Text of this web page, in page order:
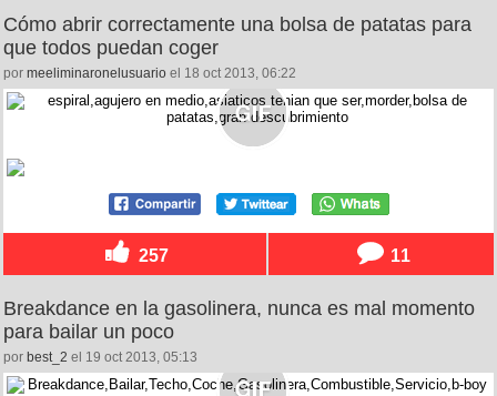
Cómo abrir correctamente una bolsa de patatas para
que todos puedan coger
por meeliminaronelusuario el 18 oct 2013, 06:22
257 11
Breakdance en la gasolinera, nunca es mal momento
para bailar un poco
por best_2 el 19 oct 2013, 05:13